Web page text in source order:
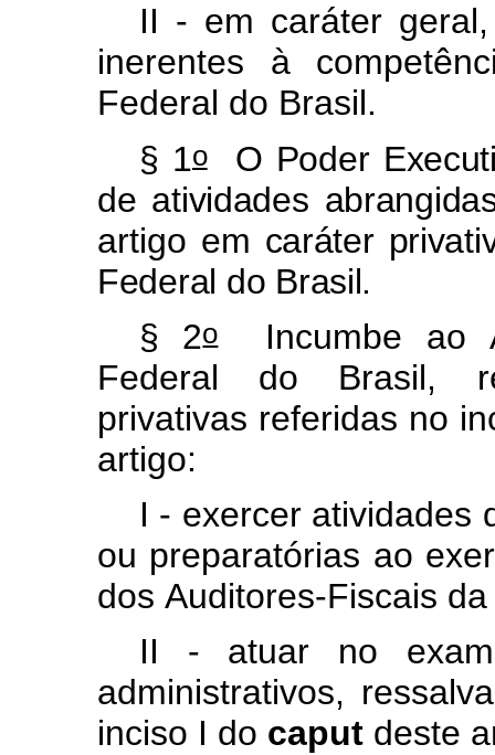
II - em caráter geral,
inerentes
à
Federal do Brasil.
§ 1o O Poder
de atividades
artigo em caráter
Federal do Brasil.
§
2o Incumbe ao
Federal
do Brasil,
privativas referidas no
artigo:
I - exercer atividades
ou preparatórias ao
dos Auditores-Fiscais da
II
- atuar no
administrativos,
inciso I do caput deste